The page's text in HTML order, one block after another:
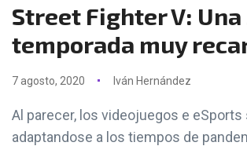
Street Fighter V: Una
temporada muy
7 agosto, 2020 Iván Hernández
Al parecer, los videojuegos e eSports
adaptandose a los tiempos de